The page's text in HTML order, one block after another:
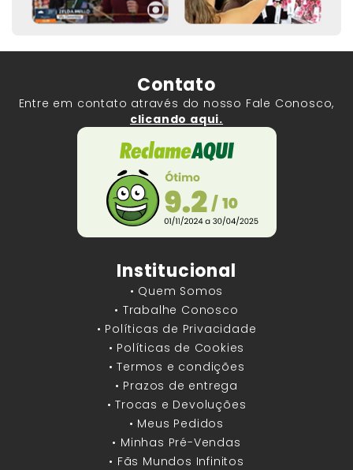
Contato
Entre em contato através do nosso Fale Conosco,
clicando aqui.
Institucional
• Quem Somos
• Trabalhe Conosco
• Políticas de Privacidade
• Políticas de Cookies
• Termos e condições
• Prazos de entrega
• Trocas e Devoluções
• Meus Pedidos
• Minhas Pré-Vendas
• Fãs Mundos Infinitos